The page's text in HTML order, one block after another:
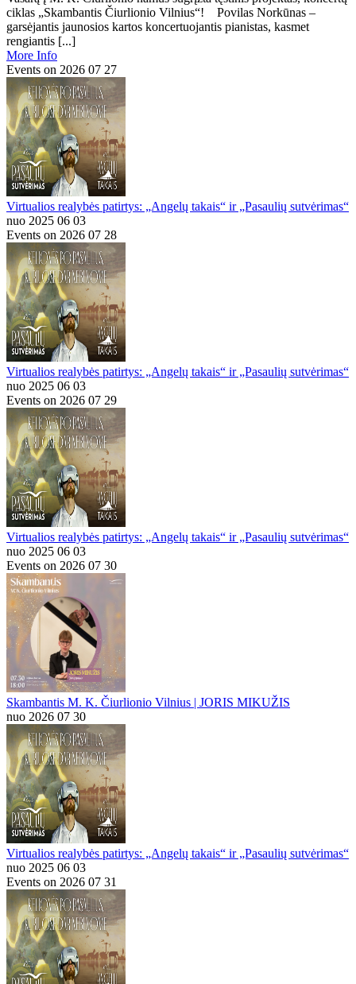
ciklas „Skambantis Čiurlionio Vilnius“! Povilas Norkūnas –
garsėjantis jaunosios kartos koncertuojantis pianistas, kasmet
rengiantis [...]
More Info
Events on 2026 07 27
Virtualios realybės patirtys: „Angelų takais“ ir „Pasaulių sutvėrimas“
nuo 2025 06 03
Events on 2026 07 28
Virtualios realybės patirtys: „Angelų takais“ ir „Pasaulių sutvėrimas“
nuo 2025 06 03
Events on 2026 07 29
Virtualios realybės patirtys: „Angelų takais“ ir „Pasaulių sutvėrimas“
nuo 2025 06 03
Events on 2026 07 30
Skambantis M. K. Čiurlionio Vilnius | JORIS MIKUŽIS
nuo 2026 07 30
Virtualios realybės patirtys: „Angelų takais“ ir „Pasaulių sutvėrimas“
nuo 2025 06 03
Events on 2026 07 31